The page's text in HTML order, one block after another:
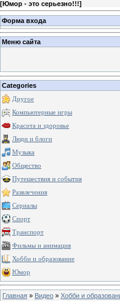
[Юмор - это серьезно!!!]
Форма входа
Меню сайта
Categories
Другое
Компьютерные игры
Красота и здоровье
Люди и блоги
Музыка
Общество
Путешествия и события
Развлечения
Сериалы
Спорт
Транспорт
Фильмы и анимация
Хобби и образование
Юмор
Главная » Видео » Хобби и